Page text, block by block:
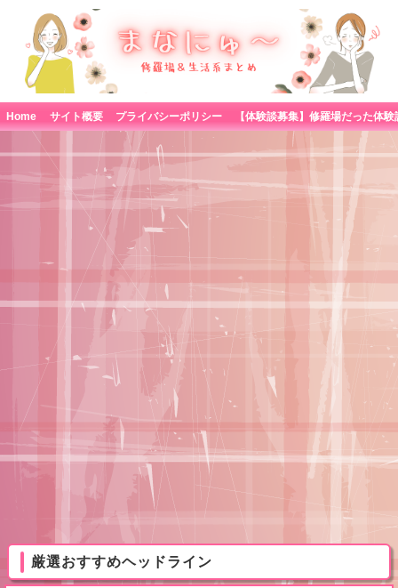
Home サイト概要 プライバシーポリシー
厳選おすすめヘッドライン